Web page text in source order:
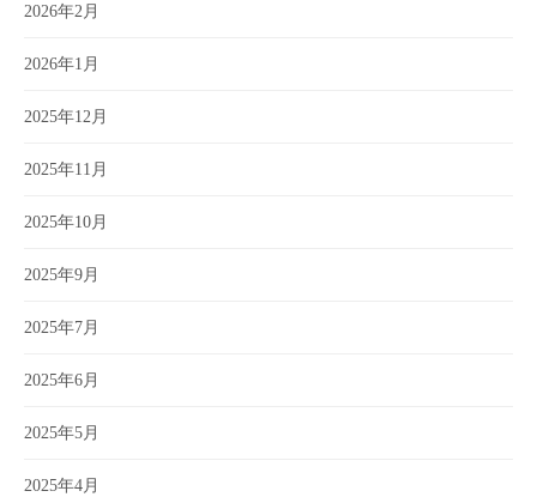
2026年2月
2026年1月
2025年12月
2025年11月
2025年10月
2025年9月
2025年7月
2025年6月
2025年5月
2025年4月